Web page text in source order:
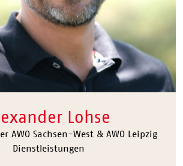
Lohse
AWO Sachsen-West & AWO Leipzig
Dienstleistungen